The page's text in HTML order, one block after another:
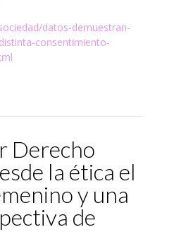
datos-demuestran-
consentimiento-
Derecho
la ética el
y una
de